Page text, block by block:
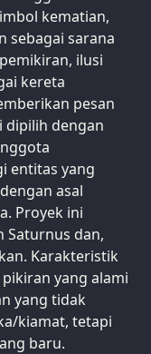
kematian,
sebagai sarana
ilusi
kereta
pesan
dipilih dengan
entitas yang
asal
Proyek ini
Saturnus dan,
Karakteristik
yang alami
yang tidak
kiamat, tetapi
baru.